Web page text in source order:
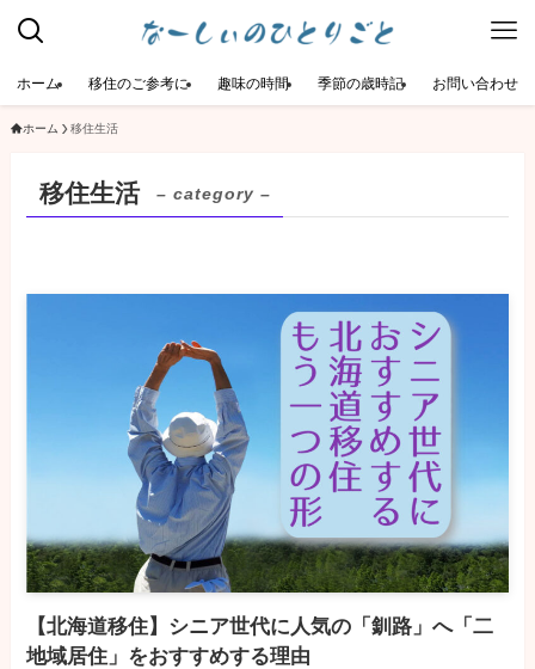
ホーム 移住のご参考に 趣味の時間 季節の歳時記 お問い合わせ
ホーム 移住生活
移住生活 – category –
【北海道移住】シニア世代に人気の「釧路」へ「二
地域居住」をおすすめする理由